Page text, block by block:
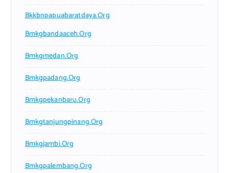
Bkkbnpapuabaratdaya.org
Bmkgbandaaceh.org
Bmkgmedan.org
Bmkgpadang.org
Bmkgpekanbaru.org
Bmkgtanjungpinang.org
Bmkgjambi.org
Bmkgpalembang.org